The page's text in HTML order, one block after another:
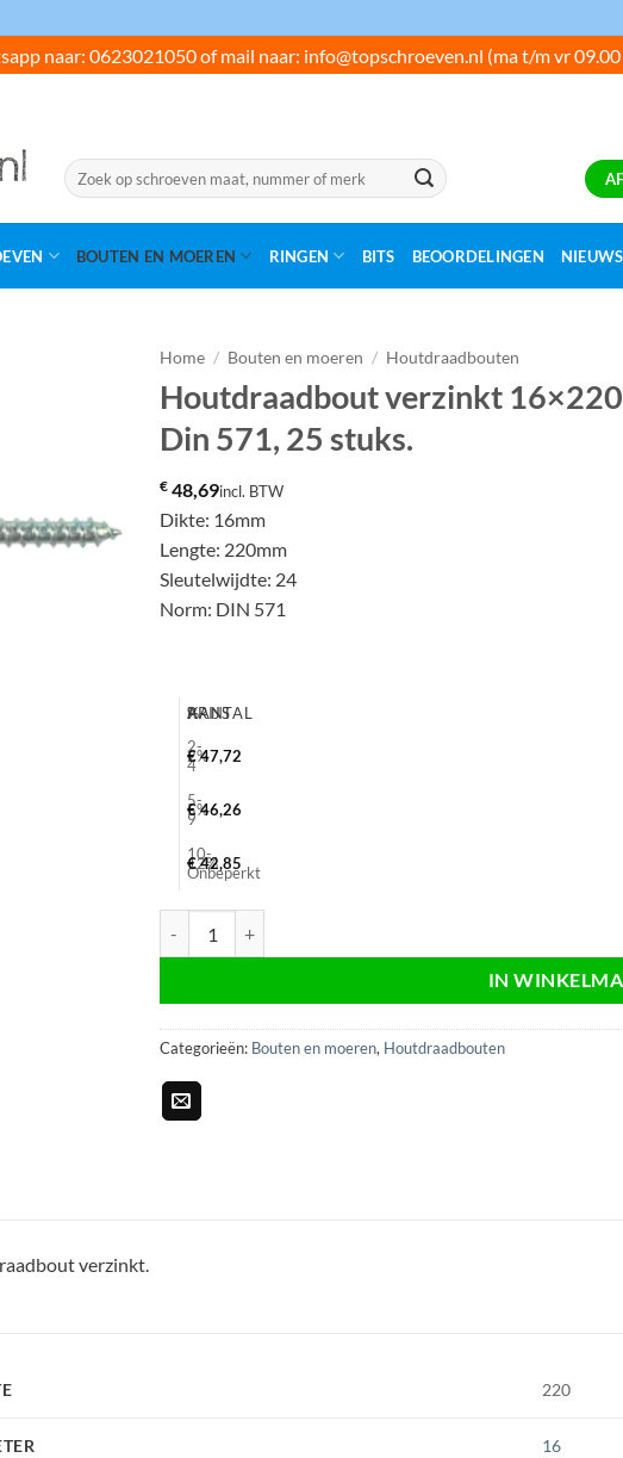
naar: 0623021050 of mail naar: info@topschroeven.nl (ma t/m vr
Zoeken
naar:
BOUTEN EN MOEREN RINGEN BITS BEOORDELINGEN NIEUWS
Home / Bouten en moeren / Houtdraadbouten
Houtdraadbout verzinkt
Din 571, 25 stuks.
€ 48,69incl. BTW
Dikte: 16mm
Lengte: 220mm
Sleutelwijdte: 24
Norm: DIN 571
AANTAL
%
PRIJS
2-
4
2%
€47,72
5-
9
5%
€46,26
10-
Onbeperkt
12%
€42,85
IN
Categorieën: Bouten en moeren, Houtdraadbouten
verzinkt.
220
16